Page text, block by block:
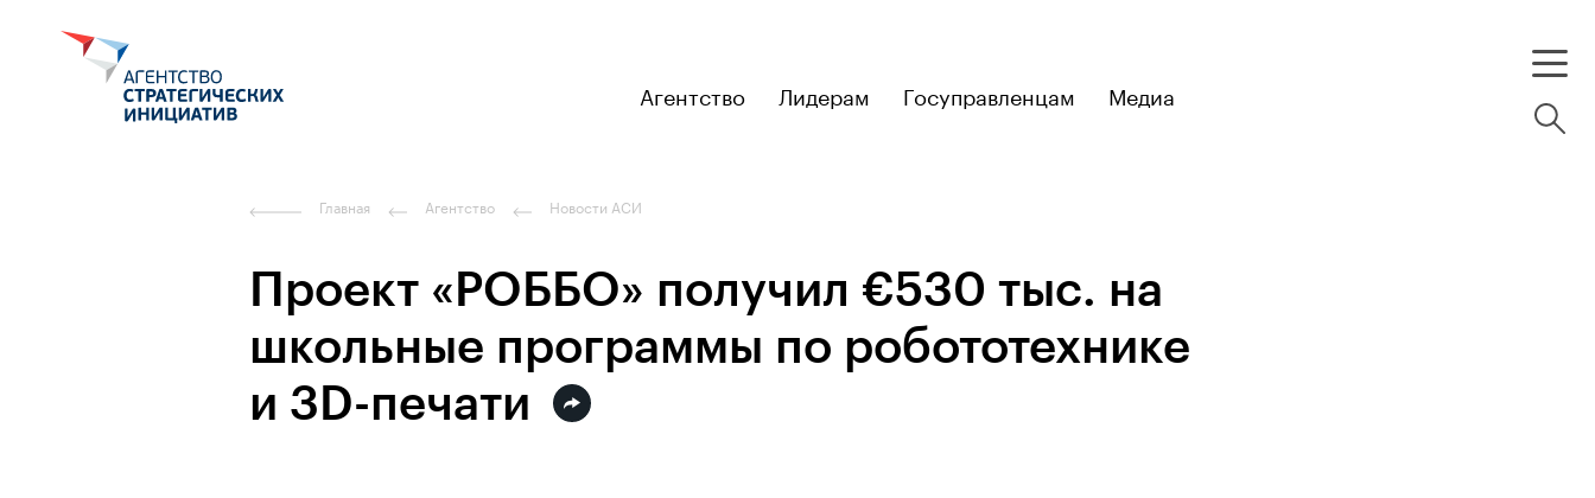
Агентство Лидерам Госуправленцам Медиа
Главная Агентство Новости АСИ
Проект «РОББО» получил €530 тыс. на
школьные программы по робототехнике
и 3D-печати